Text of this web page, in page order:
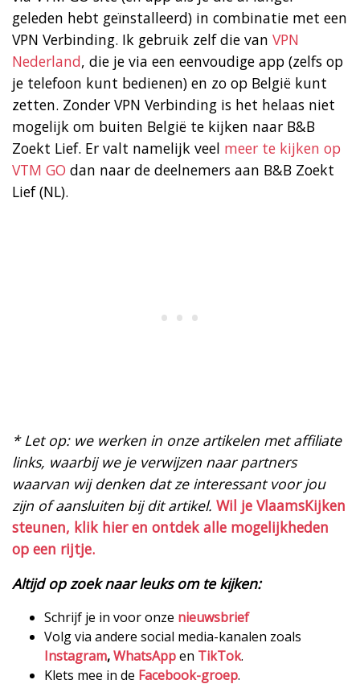
geleden hebt geïnstalleerd) in combinatie met een
VPN Verbinding. Ik gebruik zelf die van VPN
Nederland, die je via een eenvoudige app (zelfs op
je telefoon kunt bedienen) en zo op België kunt
zetten. Zonder VPN Verbinding is het helaas niet
mogelijk om buiten België te kijken naar B&B
Zoekt Lief. Er valt namelijk veel meer te kijken op
VTM GO dan naar de deelnemers aan B&B Zoekt
Lief (NL).
* Let op: we werken in onze artikelen met affiliate
links, waarbij we je verwijzen naar partners
waarvan wij denken dat ze interessant voor jou
zijn of aansluiten bij dit artikel. Wil je VlaamsKijken
steunen, klik hier en ontdek alle mogelijkheden
op een rijtje.
Altijd op zoek naar leuks om te kijken:
Schrijf je in voor onze nieuwsbrief
Volg via andere social media-kanalen zoals
Instagram,WhatsAppen TikTok.
Klets mee in de Facebook-groep.